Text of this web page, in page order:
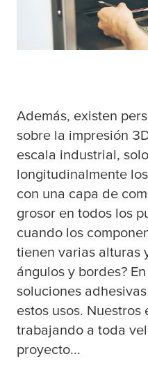
Además, existen
sobre la impresión
escala industrial,
longitudinalmente
con una capa de
grosor en todos los
cuando los
tienen varias alturas
ángulos y bordes?
soluciones
estos usos. Nuestros
trabajando a toda
proyecto...